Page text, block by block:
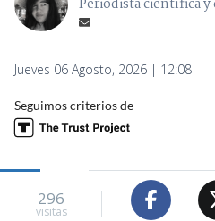
Jueves 06 Agosto, 2026 | 12:08
Seguimos criterios de
296
visitas